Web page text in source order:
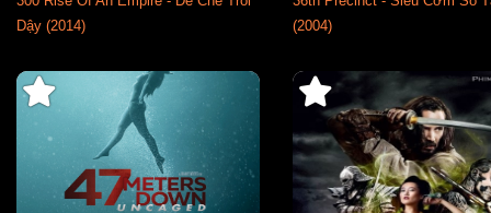
Dậy (2014)
(2004)